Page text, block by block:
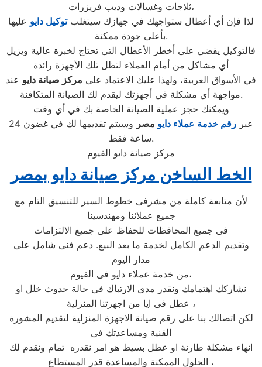
ثلاجات وغسالات وديب فريزرات،
لذا فإن أي أعطال ستواجهك في جهازك سيتغلبتوكيل دايو عليها
بأعلى جودة ممكنة.
فالتوكيل يقضي على أخطر الأعطال التي تحتاج لخبرة عالية ويزيل
أي مشاكل من أمام العملاء لتظل تلك الأجهزة رائدة
في الأسواق العربية، ولهذا عليك الاعتماد على مركز صيانة دايو عند
مواجهة أي مشكلة في أجهزتك ليقدم لك الصيانة المتكافئة.
ويمكنك حجز عملية الصيانة الخاصة بك في أي وقت
عبر رقم خدمة عملاء دايو مصر
وسيتم تقديمها لك في غضون 24
ساعة فقط.
مركز صيانة دايو الفيوم
الخط الساخن مركز صيانة دايو بمصر
لأن متابعة كاملة من مشرفى خطوط السير للتنسيق التام مع
جميع عملائنا ومهندسينا
فى جميع المحافظات للحفاظ على جميع الالتزامات
وتقديم الدعم الكامل لخدمة ما بعد البيع. دعم فنى شامل على
مدار اليوم
من خدمة عملاء دايو فى الفيوم،
نشاركك اهتمامك ونقدر مدى الارتباك فى حالة حدوث خلل او
عطل فى ايا من اجهزتنا المنزلية ،
لكن اتصالك بنا على رقم صيانة الاجهزة المنزلية لتقديم المشورة
القنية ومساعدتك فى
انهاء مشكلة طارئة او عطل بسيط هو امر نقدره تمام ونقدم لك
الحلول الممكنة والمساعدة قدر المستطاع ،